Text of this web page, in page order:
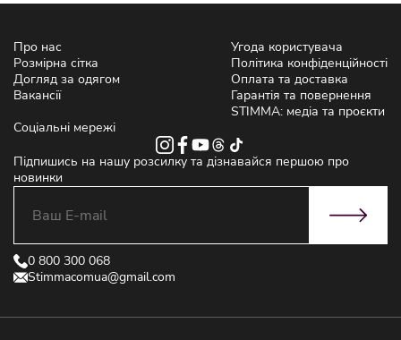
Про нас
Розмірна сітка
Догляд за одягом
Вакансії
Угода користувача
Політика конфіденційності
Оплата та доставка
Гарантія та повернення
STIMMA: медіа та проєкти
Соціальні мережі
Підпишись на нашу розсилку та дізнавайся першою про
новинки
0 800 300 068
Stimmacomua@gmail.com